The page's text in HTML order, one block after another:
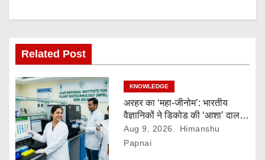
i
g
a
t
i
o
Related Post
KNOWLEDGE
अरहर का ‘महा-जीनोम’: भारतीय
वैज्ञानिकों ने डिकोड की ‘आशा’ दाल
की पूरी सीक्रेट डायरी!
Aug 9, 2026
Himanshu
Papnai